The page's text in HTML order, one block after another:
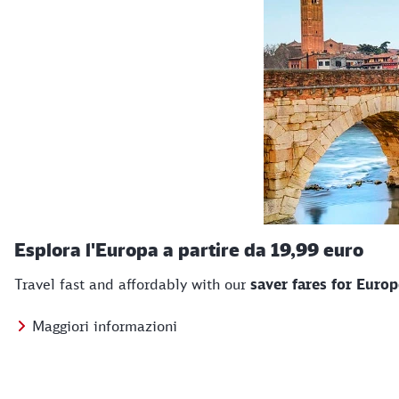
Esplora l'Europa a partire da 19,99 euro
Travel fast and affordably with our saver fares for
Maggiori informazioni